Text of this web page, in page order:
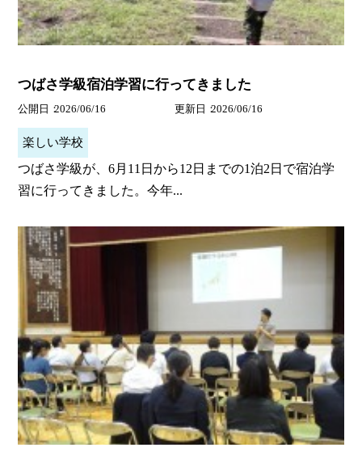
つばさ学級宿泊学習に行ってきました
公開日 2026/06/16 更新日 2026/06/16
楽しい学校
つばさ学級が、6月11日から12日までの1泊2日で宿泊学
習に行ってきました。今年...